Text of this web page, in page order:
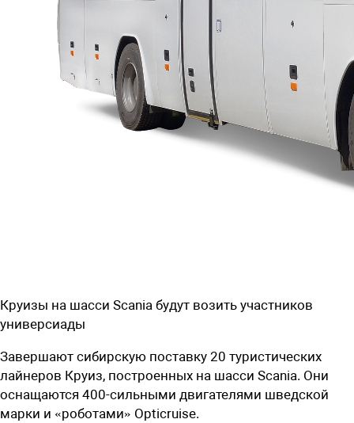
Круизы на шасси Scania будут возить участников
универсиады
Завершают сибирскую поставку 20 туристических
лайнеров Круиз, построенных на шасси Scania. Они
оснащаются 400-сильными двигателями шведской
марки и «роботами» Opticruise.